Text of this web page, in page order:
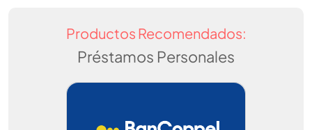
Productos Recomendados:
Préstamos Personales